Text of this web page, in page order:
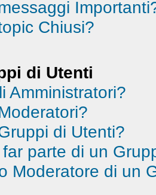
Chiusi?
di Utenti
Amministratori?
di Utenti?
parte di un
Moderatore di un